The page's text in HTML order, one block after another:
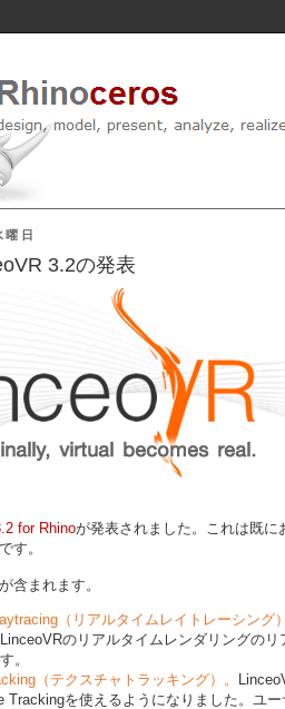
日
3.2の発表
for Rhinoが発表されました。これは既に
です。
含まれます。
（リアルタイムレイトレーシング）
のリアルタイムレンダリングのリ
。
（テクスチャトラッキング）。
Trackingを使えるようになりました。ユ